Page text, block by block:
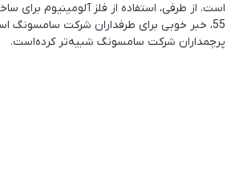
است. از طرفی، استفاده از فلز آلومینیوم برای
55، خبر خوبی برای طرفداران شرکت سامسونگ
پرچمداران شرکت سامسونگ شبیه‌تر کرده‌است.